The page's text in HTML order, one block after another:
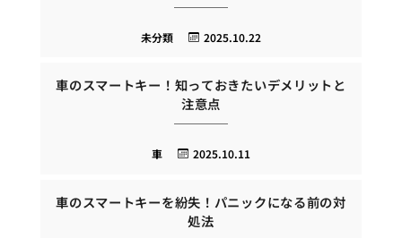
2025.10.22
未分類
車のスマートキー！知っておきたいデメリットと
注意点
2025.10.11
車
車のスマートキーを紛失！パニックになる前の対
処法